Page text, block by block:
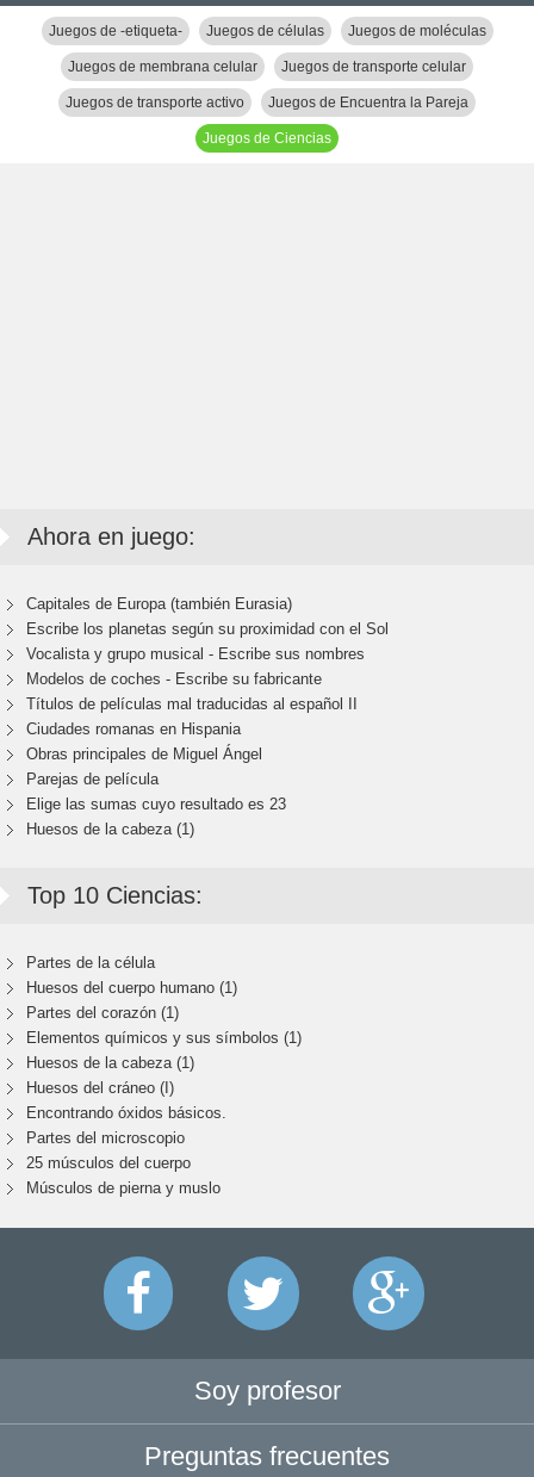
Juegos de -etiqueta- Juegos de células Juegos de moléculas
Juegos de membrana celular Juegos de transporte celular
Juegos de transporte activo Juegos de Encuentra la Pareja
Juegos de Ciencias
Ahora en juego:
Capitales de Europa (también Eurasia)
Escribe los planetas según su proximidad con el Sol
Vocalista y grupo musical - Escribe sus nombres
Modelos de coches - Escribe su fabricante
Títulos de películas mal traducidas al español II
Ciudades romanas en Hispania
Obras principales de Miguel Ángel
Parejas de película
Elige las sumas cuyo resultado es 23
Huesos de la cabeza (1)
Top 10 Ciencias:
Partes de la célula
Huesos del cuerpo humano (1)
Partes del corazón (1)
Elementos químicos y sus símbolos (1)
Huesos de la cabeza (1)
Huesos del cráneo (I)
Encontrando óxidos básicos.
Partes del microscopio
25 músculos del cuerpo
Músculos de pierna y muslo
Soy profesor
Preguntas frecuentes